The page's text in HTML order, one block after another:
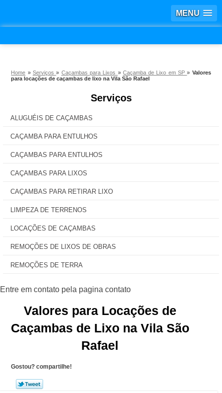
MENU
Home »Serviços» Caçambas para Lixos » Caçamba de Lixo em SP» Valores
para locações de caçambas de lixo na Vila São Rafael
Serviços
ALUGUÉIS DE CAÇAMBAS
CAÇAMBA PARA ENTULHOS
CAÇAMBAS PARA ENTULHOS
CAÇAMBAS PARA LIXOS
CAÇAMBAS PARA RETIRAR LIXO
LIMPEZA DE TERRENOS
LOCAÇÕES DE CAÇAMBAS
REMOÇÕES DE LIXOS DE OBRAS
REMOÇÕES DE TERRA
Valores para Locações de
Caçambas de Lixo na Vila São
Rafael
Gostou? compartilhe!